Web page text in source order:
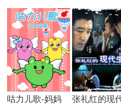
咕力儿歌-妈妈
张礼红的现